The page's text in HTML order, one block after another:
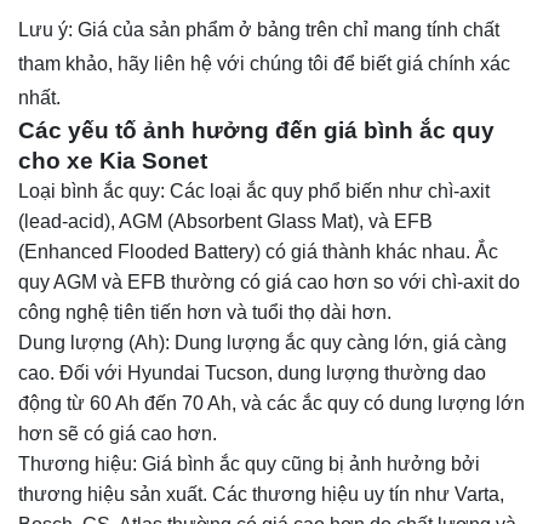
Lưu ý: Giá của sản phẩm ở bảng trên chỉ mang tính chất
tham khảo, hãy liên hệ với chúng tôi để biết giá chính xác
nhất.
Các yếu tố ảnh hưởng đến giá bình ắc quy
cho xe Kia Sonet
Loại bình ắc quy: Các loại ắc quy phổ biến như chì-axit
(lead-acid), AGM (Absorbent Glass Mat), và EFB
(Enhanced Flooded Battery) có giá thành khác nhau. Ắc
quy AGM và EFB thường có giá cao hơn so với chì-axit do
công nghệ tiên tiến hơn và tuổi thọ dài hơn.
Dung lượng (Ah): Dung lượng ắc quy càng lớn, giá càng
cao. Đối với Hyundai Tucson, dung lượng thường dao
động từ 60 Ah đến 70 Ah, và các ắc quy có dung lượng lớn
hơn sẽ có giá cao hơn.
Thương hiệu: Giá bình ắc quy cũng bị ảnh hưởng bởi
thương hiệu sản xuất. Các thương hiệu uy tín như Varta,